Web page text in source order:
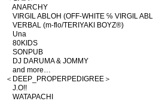
ANARCHY
VIRGIL ABLOH (OFF-WHITE ℅ VIRGIL
VERBAL (m-flo/TERIYAKI BOYZ®)
Una
80KIDS
SONPUB
DJ DARUMA & JOMMY
and more…
＜DEEP_PROPERPEDIGREE＞
J.O!!
WATAPACHI